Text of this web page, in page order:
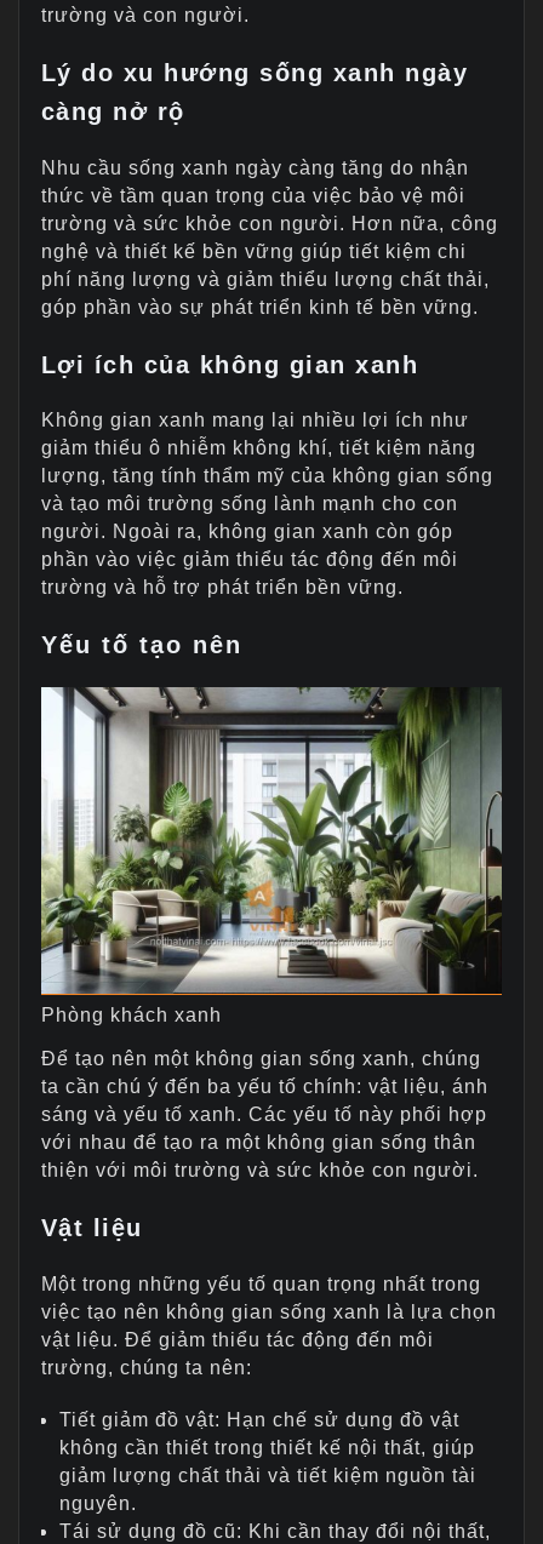
trường và con người.
Lý do xu hướng sống xanh ngày
càng nở rộ
Nhu cầu sống xanh ngày càng tăng do nhận
thức về tầm quan trọng của việc bảo vệ môi
trường và sức khỏe con người. Hơn nữa, công
nghệ và thiết kế bền vững giúp tiết kiệm chi
phí năng lượng và giảm thiểu lượng chất thải,
góp phần vào sự phát triển kinh tế bền vững.
Lợi ích của không gian xanh
Không gian xanh mang lại nhiều lợi ích như
giảm thiểu ô nhiễm không khí, tiết kiệm năng
lượng, tăng tính thẩm mỹ của không gian sống
và tạo môi trường sống lành mạnh cho con
người. Ngoài ra, không gian xanh còn góp
phần vào việc giảm thiểu tác động đến môi
trường và hỗ trợ phát triển bền vững.
Yếu tố tạo nên
Phòng khách xanh
Để tạo nên một không gian sống xanh, chúng
ta cần chú ý đến ba yếu tố chính: vật liệu, ánh
sáng và yếu tố xanh. Các yếu tố này phối hợp
với nhau để tạo ra một không gian sống thân
thiện với môi trường và sức khỏe con người.
Vật liệu
Một trong những yếu tố quan trọng nhất trong
việc tạo nên không gian sống xanh là lựa chọn
vật liệu. Để giảm thiểu tác động đến môi
trường, chúng ta nên:
Tiết giảm đồ vật: Hạn chế sử dụng đồ vật
không cần thiết trong thiết kế nội thất, giúp
giảm lượng chất thải và tiết kiệm nguồn tài
nguyên.
Tái sử dụng đồ cũ: Khi cần thay đổi nội thất,